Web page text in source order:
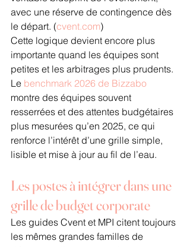
avec une réserve de contingence dès
le départ. (cvent.com)
Cette logique devient encore plus
importante quand les équipes sont
petites et les arbitrages plus prudents.
Le benchmark 2026 de Bizzabo
montre des équipes souvent
resserrées et des attentes budgétaires
plus mesurées qu’en 2025, ce qui
renforce l’intérêt d’une grille simple,
lisible et mise à jour au fil de l’eau.
Les postes à intégrer dans une
grille de budget corporate
Les guides Cvent et MPI citent toujours
les mêmes grandes familles de